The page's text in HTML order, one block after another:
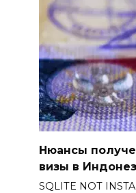
Нюансы
визы в
SQLITE NOT